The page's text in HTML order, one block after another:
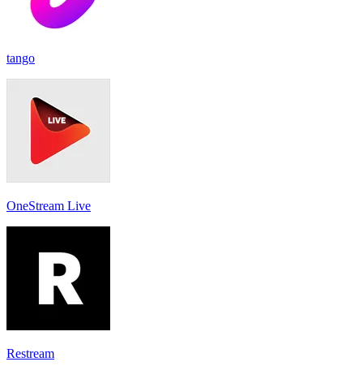
tango
OneStream Live
Restream